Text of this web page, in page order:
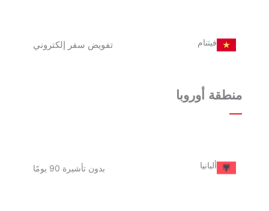
فيتنام تفويض سفر إلكتروني
منطقة أوروبا
ألبانيا بدون تأشيرة 90 يومًا